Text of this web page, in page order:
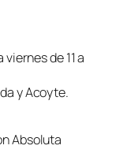
de 11 a
y Acoyte.
Absoluta